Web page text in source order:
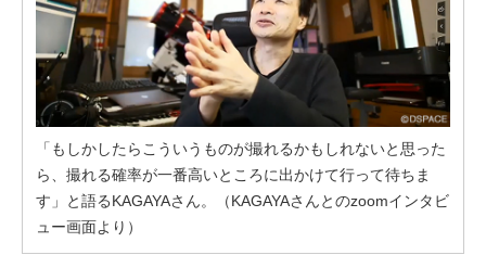
「もしかしたらこういうものが撮れるかもしれないと思った
ら、撮れる確率が一番高いところに出かけて行って待ちま
す」と語るKAGAYAさん。（KAGAYAさんとのzoomインタビ
ュー画面より）